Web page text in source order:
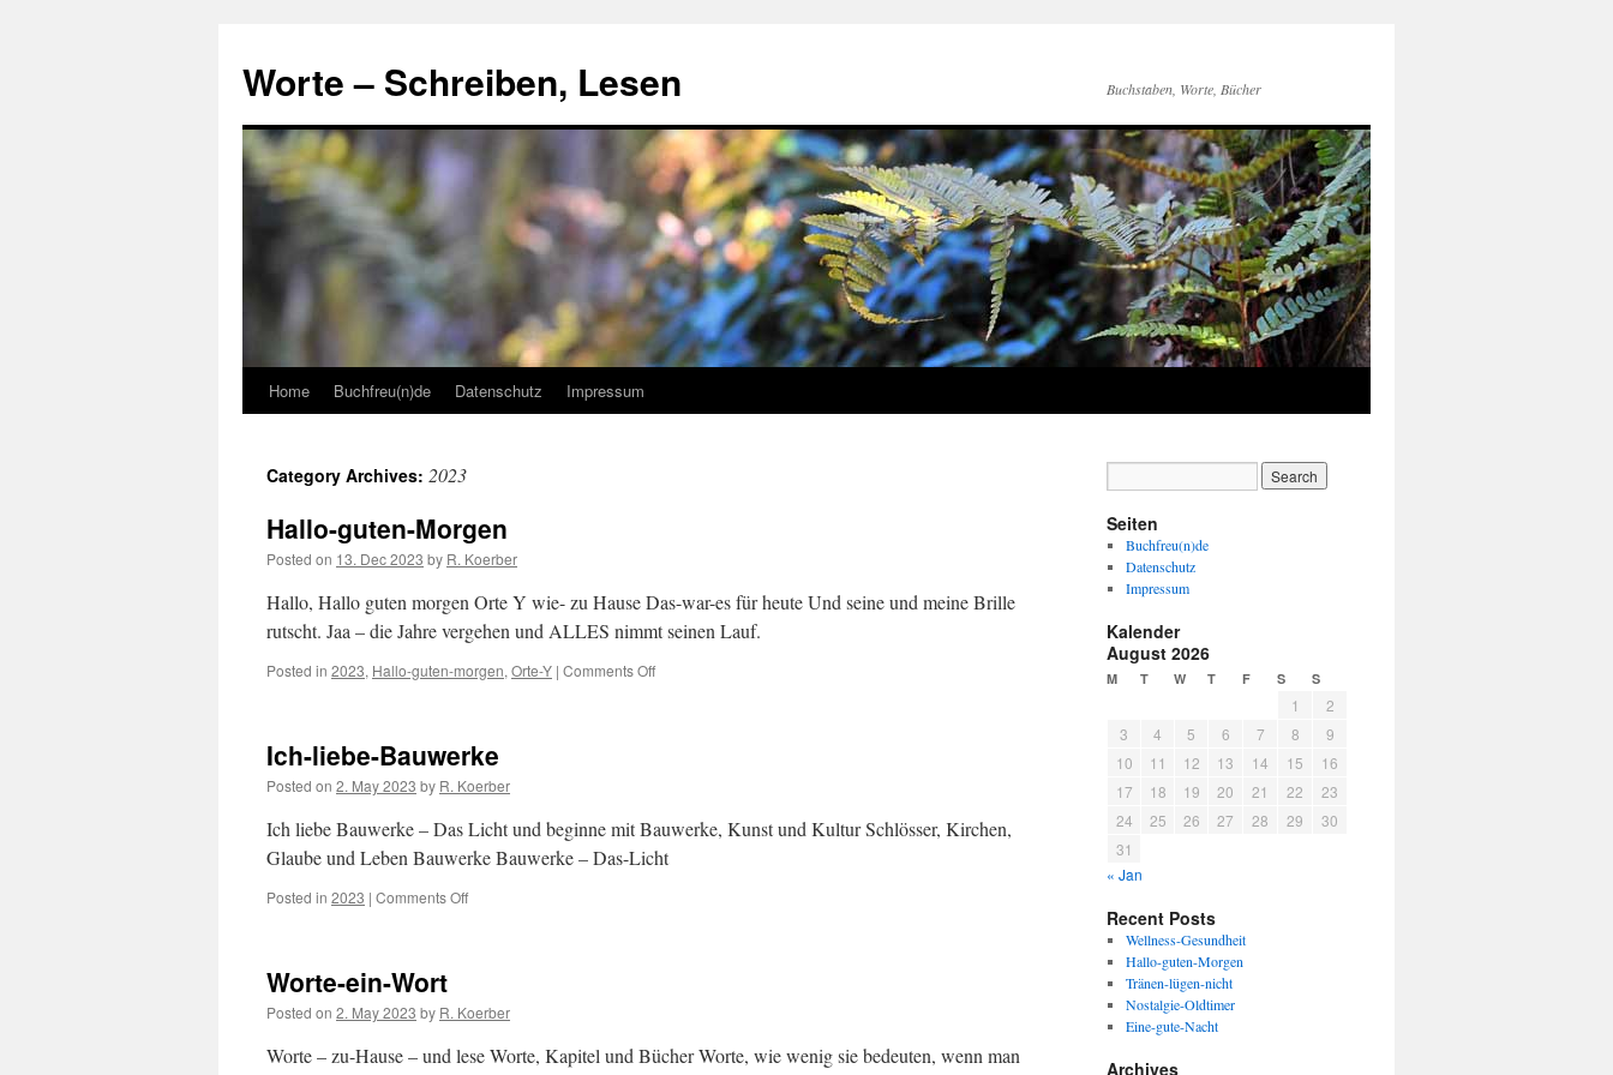
content
Worte – Schreiben, Lesen Buchstaben, Worte, Bücher
Home Buchfreu(n)de Datenschutz Impressum
Category Archives: 2023
Hallo-guten-Morgen
Posted on 13. Dec 2023 by R. Koerber
Hallo, Hallo guten morgen Orte Y wie- zu Hause Das-war-es für heute Und seine und meine Brille
rutscht. Jaa – die Jahre vergehen und ALLES nimmt seinen Lauf.
Posted in 2023, Hallo-guten-morgen, Orte-Y | Comments Off
Ich-liebe-Bauwerke
Posted on 2. May 2023 by R. Koerber
Ich liebe Bauwerke – Das Licht und beginne mit Bauwerke, Kunst und Kultur Schlösser, Kirchen,
Glaube und Leben Bauwerke Bauwerke – Das-Licht
Posted in 2023 | Comments Off
Worte-ein-Wort
Posted on 2. May 2023 by R. Koerber
Worte – zu-Hause – und lese Worte, Kapitel und Bücher Worte, wie wenig sie bedeuten, wenn man
Seiten
Buchfreu(n)de
Datenschutz
Impressum
Kalender
August 2026
M T W T F S S
1
2
3
4 5 6 7 8
9
10
11 12 13 14 15
16
17
18 19 20 21 22
23
24
25 26 27 28 29
30
31
« Jan
Recent Posts
Wellness-Gesundheit
Hallo-guten-Morgen
Tränen-lügen-nicht
Nostalgie-Oldtimer
Eine-gute-Nacht
Archives